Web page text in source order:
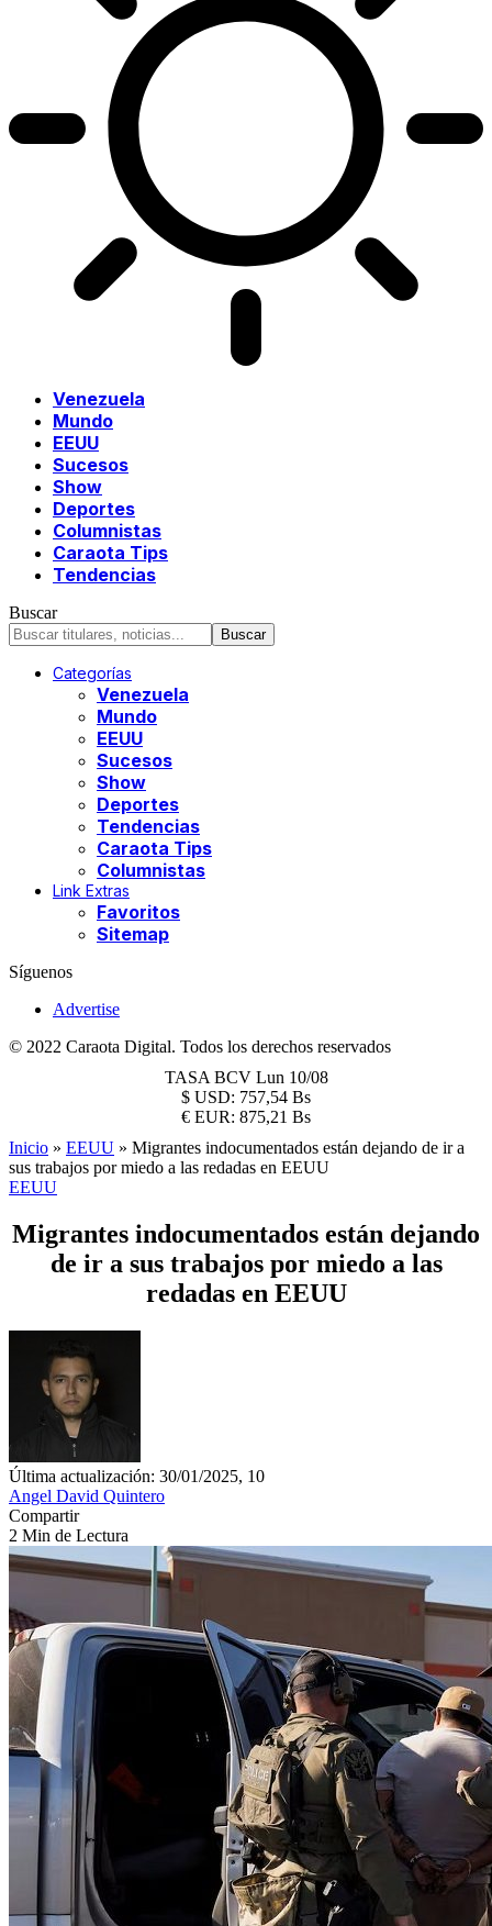
Venezuela
Mundo
EEUU
Sucesos
Show
Deportes
Columnistas
Caraota Tips
Tendencias
Buscar
Categorías
Venezuela
Mundo
EEUU
Sucesos
Show
Deportes
Tendencias
Caraota Tips
Columnistas
Link Extras
Favoritos
Sitemap
Síguenos
Advertise
© 2022 Caraota Digital. Todos los derechos reservados
TASA BCV Lun 10/08
$ USD: 757,54 Bs
€ EUR: 875,21 Bs
Inicio » EEUU » Migrantes indocumentados están dejando de ir a
sus trabajos por miedo a las redadas en EEUU
EEUU
Migrantes indocumentados están dejando
de ir a sus trabajos por miedo a las
redadas en EEUU
Última actualización: 30/01/2025, 10
Angel David Quintero
Compartir
2 Min de Lectura